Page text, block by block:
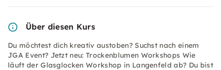
Über diesen Kurs
Du möchtest dich kreativ austoben? Suchst nach einem
JGA Event? Jetzt neu: Trockenblumen Workshops Wie
läuft der Glasglocken Workshop in Langenfeld ab? Du bist